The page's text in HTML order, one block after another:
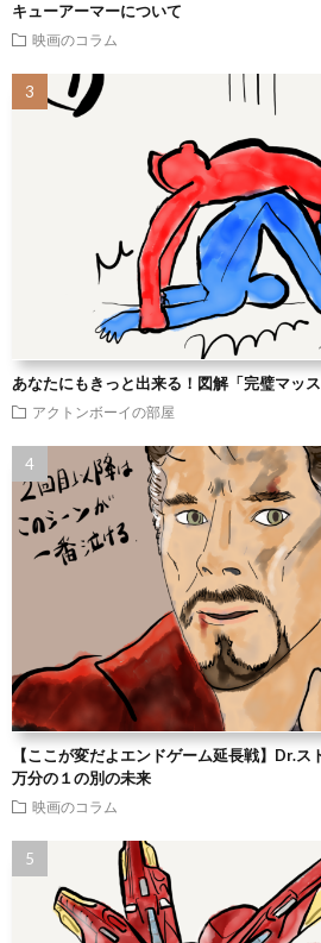
キューアーマーについて
映画のコラム
あなたにもきっと出来る！図解「完璧マッ
アクトンボーイの部屋
【ここが変だよエンドゲーム延長戦】Dr.
万分の１の別の未来
映画のコラム